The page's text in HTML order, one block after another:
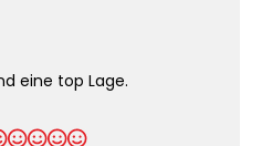
eine top Lage.